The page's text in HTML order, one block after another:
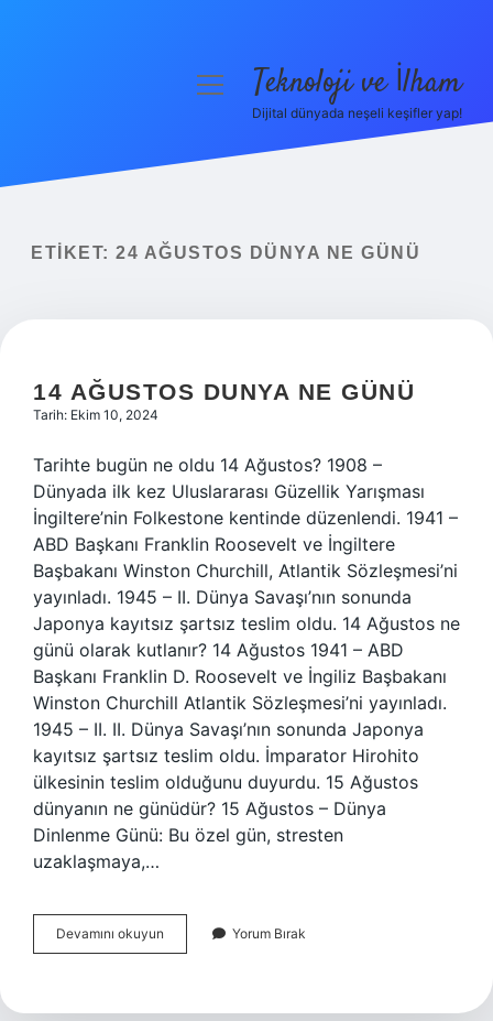
Yasal Uyarı
menüyüTeknoloji ve İlham
Dijital dünyada neşeli keşifler yap!
ETIKET: 24 AĞUSTOS DÜNYA NE GÜNÜ
14 AĞUSTOS DUNYA NE GÜNÜ
Tarih: Ekim 10, 2024
Tarihte bugün ne oldu 14 Ağustos? 1908 –
Dünyada ilk kez Uluslararası Güzellik Yarışması
İngiltere’nin Folkestone kentinde düzenlendi. 1941 –
ABD Başkanı Franklin Roosevelt ve İngiltere
Başbakanı Winston Churchill, Atlantik Sözleşmesi’ni
yayınladı. 1945 – II. Dünya Savaşı’nın sonunda
Japonya kayıtsız şartsız teslim oldu. 14 Ağustos ne
günü olarak kutlanır? 14 Ağustos 1941 – ABD
Başkanı Franklin D. Roosevelt ve İngiliz Başbakanı
Winston Churchill Atlantik Sözleşmesi’ni yayınladı.
1945 – II. II. Dünya Savaşı’nın sonunda Japonya
kayıtsız şartsız teslim oldu. İmparator Hirohito
ülkesinin teslim olduğunu duyurdu. 15 Ağustos
dünyanın ne günüdür? 15 Ağustos – Dünya
Dinlenme Günü: Bu özel gün, stresten
uzaklaşmaya,…
Devamını okuyun
Ağustos
Günü
Yorum Bırak